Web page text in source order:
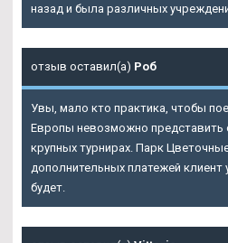
назад и была различных
отзыв оставил(а) Роб
Увы, мало кто практика, чтобы
Европы невозможно представить
крупных турнирах. Парк
дополнительных платежей клиент
будет.